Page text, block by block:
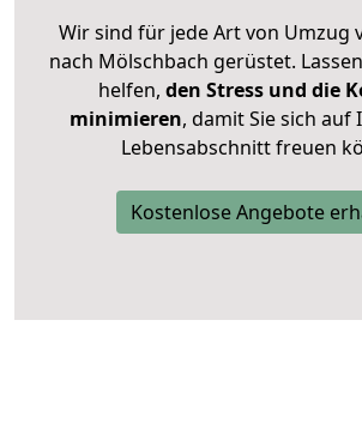
Wir sind für jede Art von Umzug
nach Mölschbach gerüstet.
helfen, den Stress und die
minimieren, damit Sie sich auf
Lebensabschnitt freuen
Kostenlose Angebote